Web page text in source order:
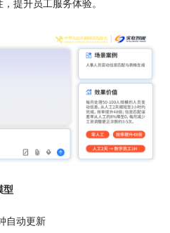
提升员工服务体验。
型
自动更新